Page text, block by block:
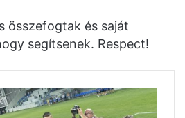
összefogtak és saját
segítsenek. Respect!